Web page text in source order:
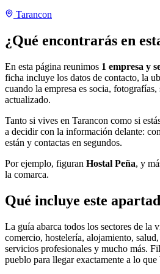
Tarancon
¿Qué encontrarás en
En esta página reunimos 1 empresa y
ficha incluye los datos de contacto, la
cuando la empresa es socia,
actualizado.
Tanto si vives en Tarancon como si
a decidir con la información delante:
están y contactas en segundos.
Por ejemplo, figuran Hostal Peña, y
la comarca.
Qué incluye este
La guía abarca todos los sectores de la
comercio, hostelería, alojamiento,
servicios profesionales y mucho más.
pueblo para llegar exactamente a lo que